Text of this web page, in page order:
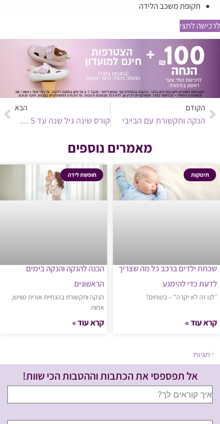
תקופת משכב הלידה
לרכישה לחצי
הקודם
הנקה ותקשורת עם הבייבי
הבא
קורס שינה גיל שנה עד 5 שנים
מאמרים נוספים
תינוקות
שכחת ילדים ברכב כל מה שצריך
לדעת כדי להימנע
״לנו זה לא יקרה" – בטוחים?
קרא עוד »
חופשת לידה
הכנה להנקה והנקה בימים
הראשונים
הנקה ותקשורת בהנחיית אורית טוויטו,
אחות
קרא עוד »
תגיות
אל תפספסי את הכתבות וההטבות הכי שוות!